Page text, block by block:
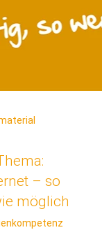
– so
möglich